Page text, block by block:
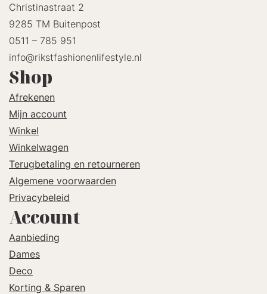
Christinastraat 2
9285 TM Buitenpost
0511 – 785 951
info@rikstfashionenlifestyle.nl
Shop
Afrekenen
Mijn account
Winkel
Winkelwagen
Terugbetaling en retourneren
Algemene voorwaarden
Privacybeleid
Account
Aanbieding
Dames
Deco
Korting & Sparen